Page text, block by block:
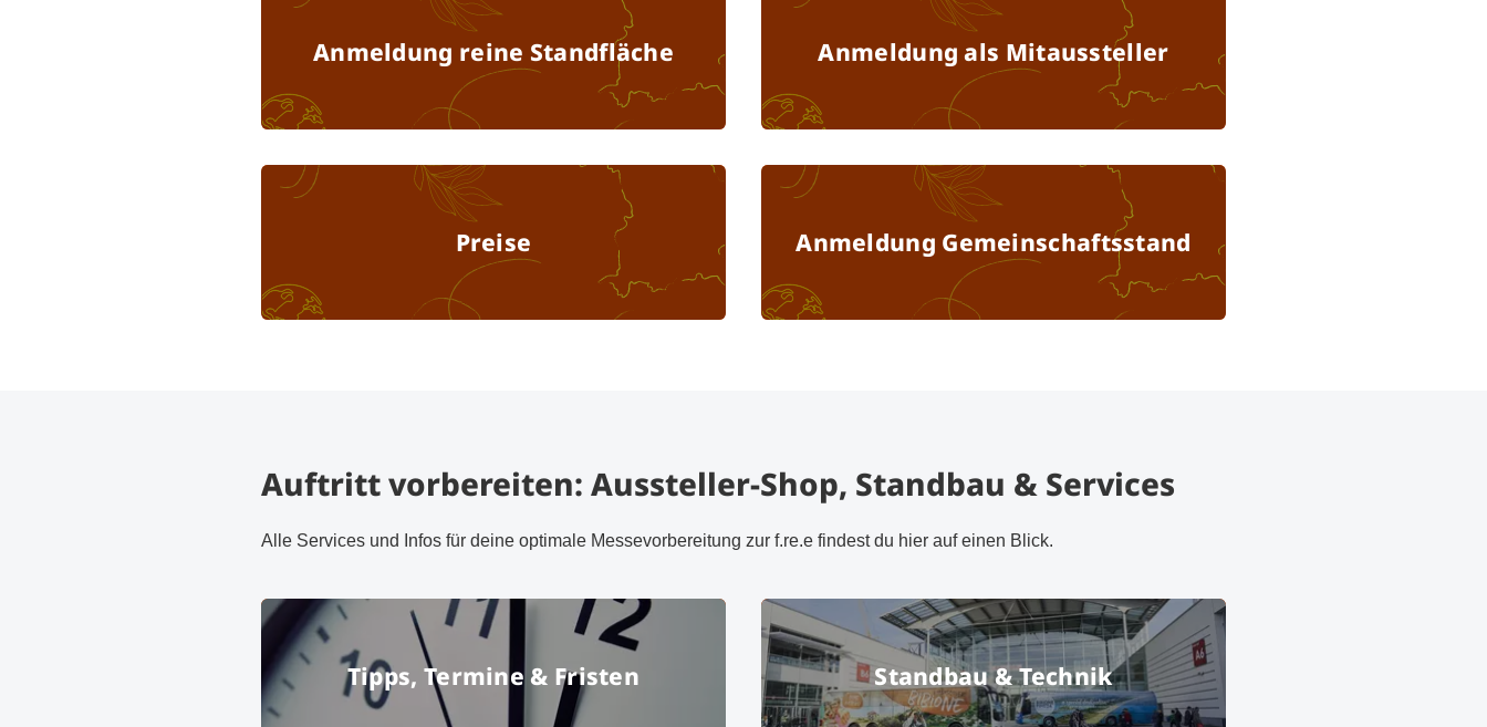
Anmeldung reine Standfläche Anmeldung als Mitaussteller
Preise
Anmeldung Gemeinschaftsstand
Anmeldung Gemeinschaftsstand
Auftritt vorbereiten: Aussteller-Shop, Standbau & Services
Alle Services und Infos für deine optimale Messevorbereitung zur f.re.e findest du hier auf einen Blick.
Tipps, Termine & Fristen
Tipps, Termine & Fristen
Standbau & Technik
Standbau & Technik